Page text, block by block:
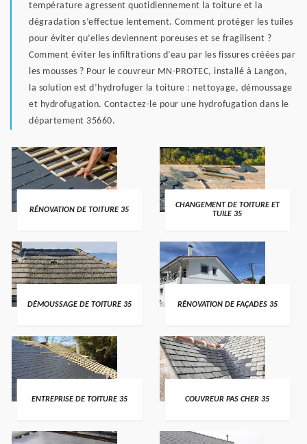
température agressent quotidiennement la toiture et la
dégradation s’effectue lentement. Comment protéger les tuiles
pour éviter qu’elles deviennent poreuses et se fragilisent ?
Comment éviter les infiltrations d’eau par les fissures créées par
les mousses ? Pour le couvreur MN-PROTEC, installé à Langon,
la solution est d’hydrofuger la toiture : nettoyage, démoussage
et hydrofugation. Contactez-le pour une hydrofugation dans le
département 35660.
RÉNOVATION DE TOITURE 35
CHANGEMENT DE TOITURE ET
TUILE 35
DÉMOUSSAGE DE TOITURE 35 RÉNOVATION DE FAÇADES 35
ENTREPRISE DE TOITURE 35 COUVREUR PAS CHER 35